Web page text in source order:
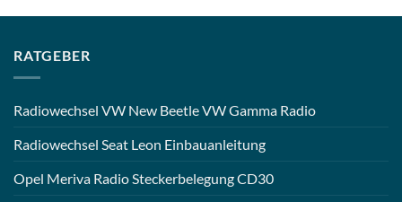
RATGEBER
Radiowechsel VW New Beetle VW Gamma Radio
Radiowechsel Seat Leon Einbauanleitung
Opel Meriva Radio Steckerbelegung CD30